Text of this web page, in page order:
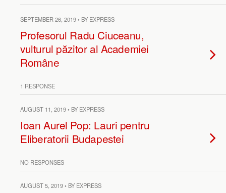
SEPTEMBER 26, 2019 • BY EXPRESS
Profesorul Radu Ciuceanu,
vulturul păzitor al Academiei
Române
1 RESPONSE
AUGUST 11, 2019 • BY EXPRESS
Ioan Aurel Pop: Lauri pentru
Eliberatorii Budapestei
NO RESPONSES
AUGUST 5, 2019 • BY EXPRESS